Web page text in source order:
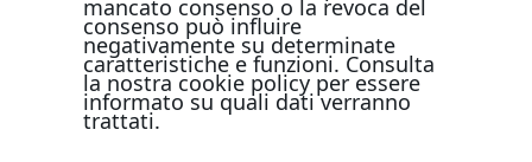
mancato consenso o la revoca del
consenso può influire
negativamente su determinate
caratteristiche e funzioni. Consulta
la nostra cookie policy per essere
informato su quali dati verranno
trattati.
Metodi di pagamento